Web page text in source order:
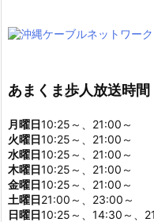
あまくま歩人放送時間
月曜日10:25～、21:00～
火曜日10:25～、21:00～
水曜日10:25～、21:00～
木曜日10:25～、21:00～
金曜日10:25～、21:00～
土曜日21:00～、23:00～
日曜日10:25～、14:30～、